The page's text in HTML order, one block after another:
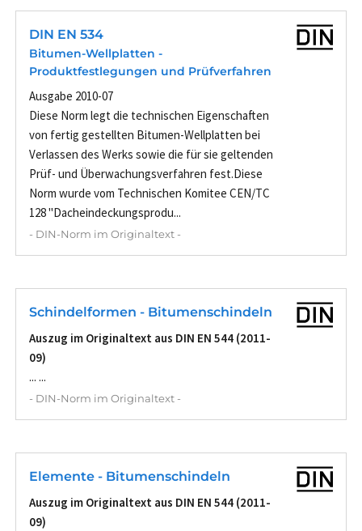
DIN EN 534
Bitumen-Wellplatten -
Produktfestlegungen und Prüfverfahren
Ausgabe 2010-07
Diese Norm legt die technischen Eigenschaften
von fertig gestellten Bitumen-Wellplatten bei
Verlassen des Werks sowie die für sie geltenden
Prüf- und Überwachungsverfahren fest.Diese
Norm wurde vom Technischen Komitee CEN/TC
128 "Dacheindeckungsprodu...
- DIN-Norm im Originaltext -
Schindelformen - Bitumenschindeln
Auszug im Originaltext aus DIN EN 544 (2011-
09)
... ...
- DIN-Norm im Originaltext -
Elemente - Bitumenschindeln
Auszug im Originaltext aus DIN EN 544 (2011-
09)